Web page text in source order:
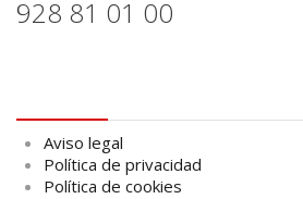
928 81 01 00
Aviso legal
Política de privacidad
Política de cookies